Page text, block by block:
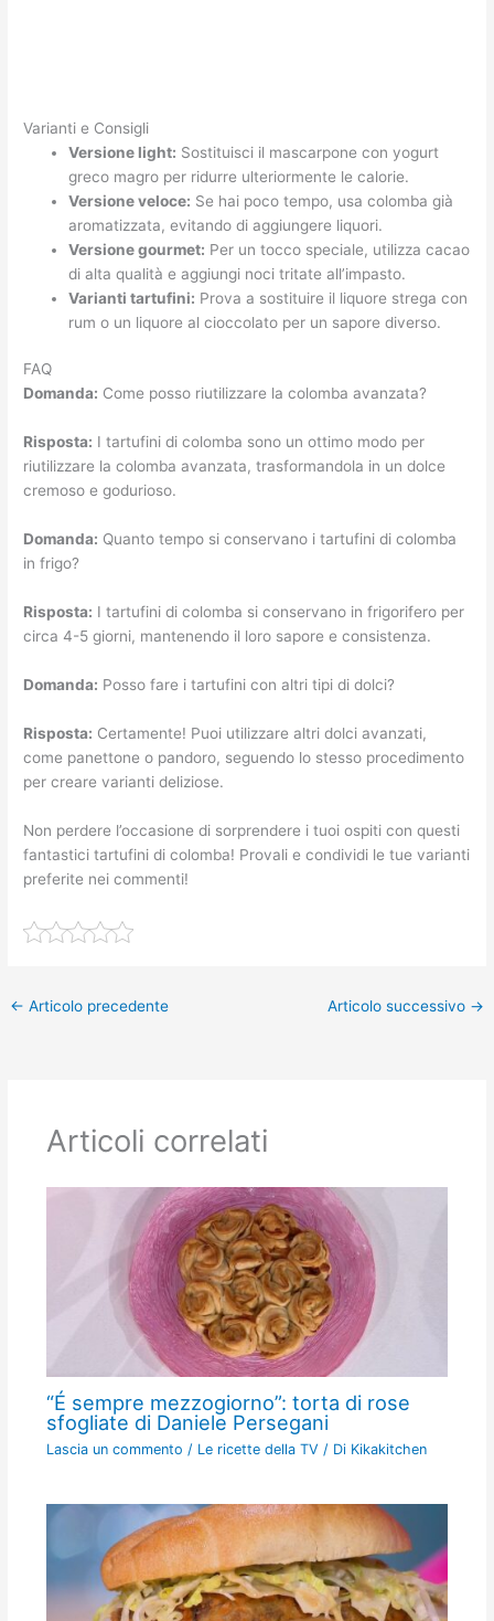
Varianti e Consigli
Versione light: Sostituisci il mascarpone con yogurt
greco magro per ridurre ulteriormente le calorie.
Versione veloce: Se hai poco tempo, usa colomba già
aromatizzata, evitando di aggiungere liquori.
Versione gourmet: Per un tocco speciale, utilizza cacao
di alta qualità e aggiungi noci tritate all’impasto.
Varianti tartufini: Prova a sostituire il liquore strega con
rum o un liquore al cioccolato per un sapore diverso.
FAQ
Domanda: Come posso riutilizzare la colomba avanzata?
Risposta: I tartufini di colomba sono un ottimo modo per
riutilizzare la colomba avanzata, trasformandola in un dolce
cremoso e godurioso.
Domanda: Quanto tempo si conservano i tartufini di colomba
in frigo?
Risposta: I tartufini di colomba si conservano in frigorifero per
circa 4-5 giorni, mantenendo il loro sapore e consistenza.
Domanda: Posso fare i tartufini con altri tipi di dolci?
Risposta: Certamente! Puoi utilizzare altri dolci avanzati,
come panettone o pandoro, seguendo lo stesso procedimento
per creare varianti deliziose.
Non perdere l’occasione di sorprendere i tuoi ospiti con questi
fantastici tartufini di colomba! Provali e condividi le tue varianti
preferite nei commenti!
← Articolo precedente Articolo successivo →
Articoli correlati
“É sempre mezzogiorno”: torta di rose
sfogliate di Daniele Persegani
Lascia un commento / Le ricette della TV / Di Kikakitchen